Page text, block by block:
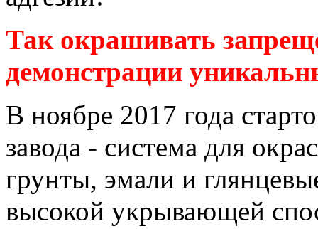
Так окрашивать
демонстрации
В ноябре 2017 года
завода - система для
грунты, эмали и
высокой укрывающей